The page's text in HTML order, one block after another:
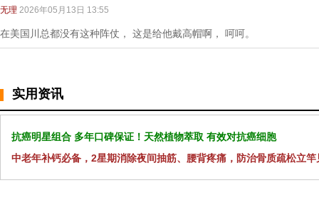
无理 2026年05月13日 13:55
在美国川总都没有这种阵仗， 这是给他戴高帽啊， 呵呵。
实用资讯
抗癌明星组合 多年口碑保证！天然植物萃取 有效对抗癌细胞
中老年补钙必备，2星期消除夜间抽筋、腰背疼痛，防治骨质疏松立竿